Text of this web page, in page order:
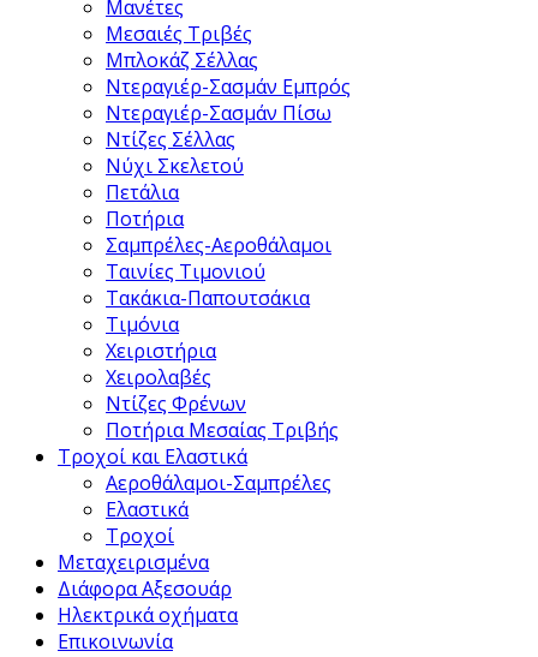
Μανέτες
Μεσαιές Τριβές
Μπλοκάζ Σέλλας
Ντεραγιέρ-Σασμάν Εμπρός
Ντεραγιέρ-Σασμάν Πίσω
Ντίζες Σέλλας
Νύχι Σκελετού
Πετάλια
Ποτήρια
Σαμπρέλες-Αεροθάλαμοι
Ταινίες Τιμονιού
Τακάκια-Παπουτσάκια
Τιμόνια
Χειριστήρια
Χειρολαβές
Ντίζες Φρένων
Ποτήρια Μεσαίας Τριβής
Τροχοί και Ελαστικά
Αεροθάλαμοι-Σαμπρέλες
Ελαστικά
Τροχοί
Μεταχειρισμένα
Διάφορα Αξεσουάρ
Ηλεκτρικά οχήματα
Επικοινωνία